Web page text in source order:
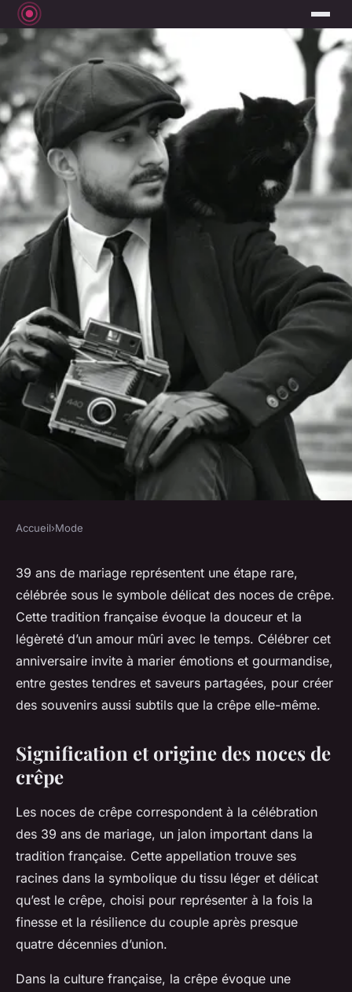
39 ans d'amour : idées douces
pour célébrer les noces de
crêpe
Côme•6 octobre 2025 •8 min de lecture
Accueil›Mode
39 ans de mariage représentent une étape rare,
célébrée sous le symbole délicat des noces de crêpe.
Cette tradition française évoque la douceur et la
légèreté d’un amour mûri avec le temps. Célébrer cet
anniversaire invite à marier émotions et gourmandise,
entre gestes tendres et saveurs partagées, pour créer
des souvenirs aussi subtils que la crêpe elle-même.
Signification et origine des noces de
crêpe
Les noces de crêpe correspondent à la célébration
des 39 ans de mariage, un jalon important dans la
tradition française. Cette appellation trouve ses
racines dans la symbolique du tissu léger et délicat
qu’est le crêpe, choisi pour représenter à la fois la
finesse et la résilience du couple après presque
quatre décennies d’union.
Dans la culture française, la crêpe évoque une